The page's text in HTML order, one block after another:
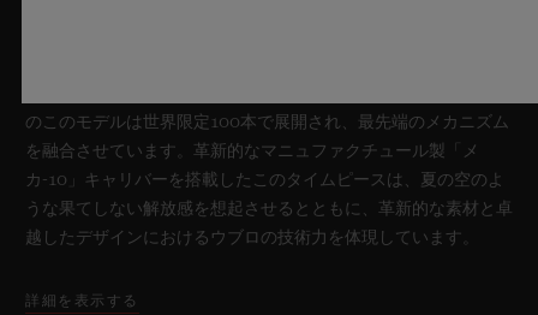
のこのモデルは世界限定100本で展開され、最先端のメカニズム
を融合させています。革新的なマニュファクチュール製「メ
カ-10」キャリバーを搭載したこのタイムピースは、夏の空のよ
うな果てしない解放感を想起させるとともに、革新的な素材と卓
越したデザインにおけるウブロの技術力を体現しています。
詳細を表示する